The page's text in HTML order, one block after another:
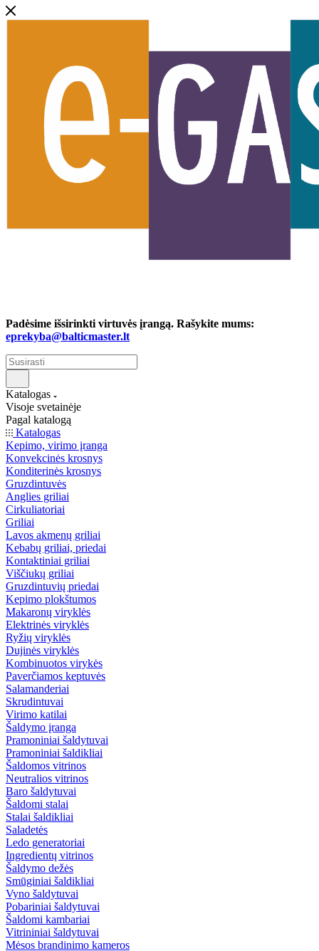
Padėsime išsirinkti virtuvės įrangą. Rašykite mums:
eprekyba@balticmaster.lt
Katalogas
Visoje svetainėje
Pagal katalogą
Katalogas
Kepimo, virimo įranga
Konvekcinės krosnys
Konditerinės krosnys
Gruzdintuvės
Anglies griliai
Cirkuliatoriai
Griliai
Lavos akmenų griliai
Kebabų griliai, priedai
Kontaktiniai griliai
Viščiukų griliai
Gruzdintuvių priedai
Kepimo plokštumos
Makaronų viryklės
Elektrinės viryklės
Ryžių viryklės
Dujinės viryklės
Kombinuotos virykės
Paverčiamos keptuvės
Salamanderiai
Skrudintuvai
Virimo katilai
Šaldymo įranga
Pramoniniai šaldytuvai
Pramoniniai šaldikliai
Šaldomos vitrinos
Neutralios vitrinos
Baro šaldytuvai
Šaldomi stalai
Stalai šaldikliai
Saladetės
Ledo generatoriai
Ingredientų vitrinos
Šaldymo dežės
Smūginiai šaldikliai
Vyno šaldytuvai
Pobariniai šaldytuvai
Šaldomi kambariai
Vitrininiai šaldytuvai
Mėsos brandinimo kameros